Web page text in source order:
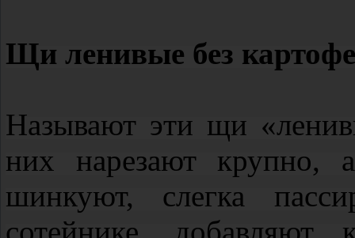
Щи ленивые без
Называют эти щи
них нарезают крупно,
шинкуют, слегка
сотейнике, добавляют